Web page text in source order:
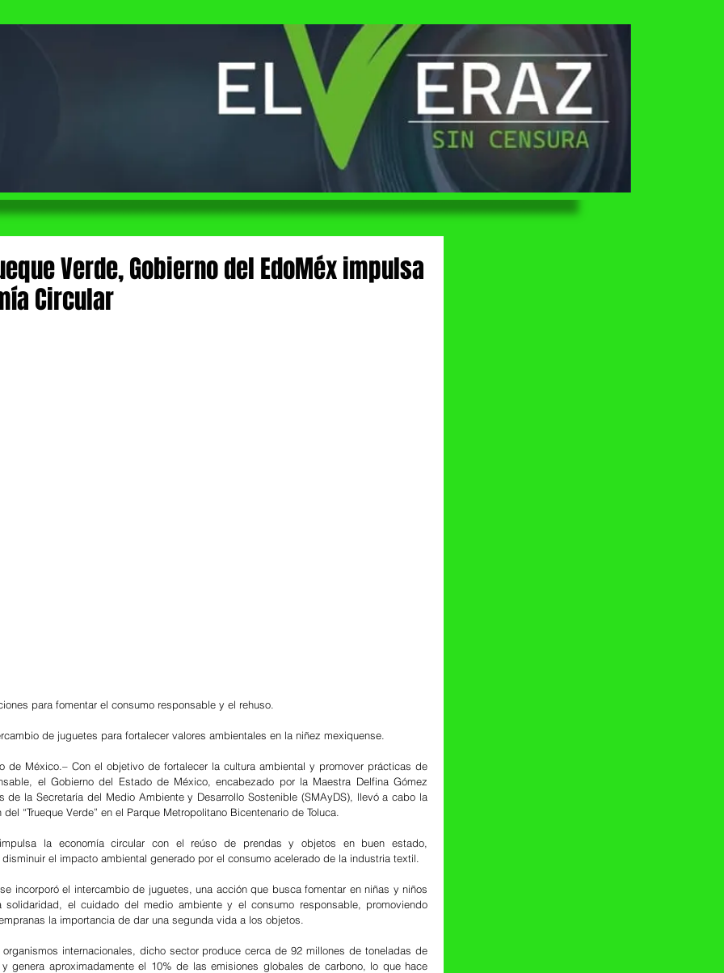
Verde, Gobierno del EdoMéx impulsa
Circular
de 5 estrellas.
para fomentar el consumo responsable y el rehuso.
de juguetes para fortalecer valores ambientales en la niñez mexiquense.
de México.– Con el objetivo de fortalecer la cultura ambiental y promover prácticas de
el Gobierno del Estado de México, encabezado por la Maestra Delfina Gómez
de la Secretaría del Medio Ambiente y Desarrollo Sostenible (SMAyDS), llevó a cabo la
“Trueque Verde” en el Parque Metropolitano Bicentenario de Toluca.
la economía circular con el reúso de prendas y objetos en buen estado,
el impacto ambiental generado por el consumo acelerado de la industria textil.
incorporó el intercambio de juguetes, una acción que busca fomentar en niñas y niños
solidaridad, el cuidado del medio ambiente y el consumo responsable, promoviendo
la importancia de dar una segunda vida a los objetos.
organismos internacionales, dicho sector produce cerca de 92 millones de toneladas de
genera aproximadamente el 10% de las emisiones globales de carbono, lo que hace